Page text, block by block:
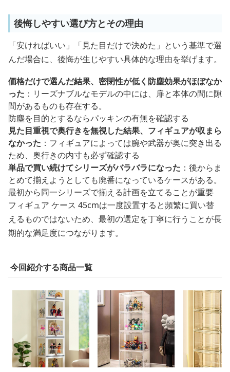
後悔しやすい選び方とその理由
「安ければいい」「見た目だけで決めた」という基準で選
んだ場合に、後悔が生じやすい具体的な理由を挙げます。
価格だけで選んだ結果、密閉性が低く防塵効果がほぼなか
った ：リーズナブルなモデルの中には、扉と本体の間に隙
間があるものも存在する。
防塵を目的とするならパッキンの有無を確認する
見た目重視で奥行きを無視した結果、フィギュアが収まら
なかった ：フィギュアによっては腕や武器が奥に突き出る
ため、奥行きの内寸も必ず確認する
単品で買い続けてシリーズがバラバラになった ：後からま
とめて揃えようとしても廃番になっているケースがある。
最初から同一シリーズで揃える計画を立てることが重要
フィギュア ケース 45cmは一度設置すると頻繁に買い替
えるものではないため、最初の選定を丁寧に行うことが長
期的な満足度につながります。
今回紹介する商品一覧